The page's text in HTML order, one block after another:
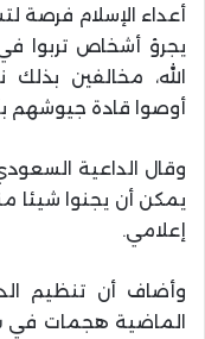
أعداء الإسلام فرصة
يجرؤ أشخاص تربوا
الله، مخالفين بذلك
أوصوا قادة جيوشهم
وقال الداعية
يمكن أن يجنوا شيئا
إعلامي.
وأضاف أن تنظيم
الماضية هجمات في